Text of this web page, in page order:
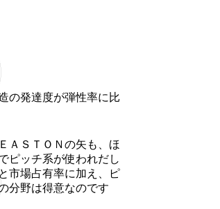
の発達度が弾性率に比
ＡＳＴＯＮの矢も、ほ
ピッチ系が使われだし
市場占有率に加え、ピ
分野は得意なのです